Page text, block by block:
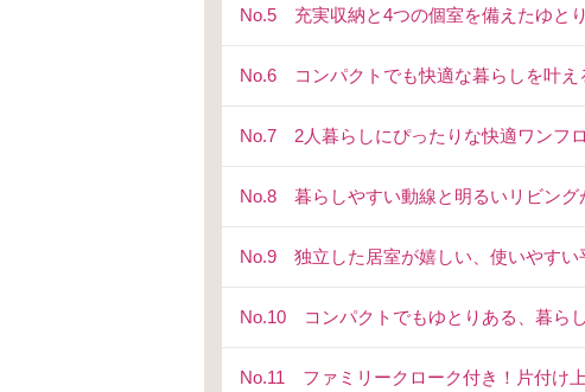
No.5 充実収納と4つの個室を備えたゆと
No.6 コンパクトでも快適な暮らしを叶え
No.7 2人暮らしにぴったりな快適ワンフ
No.8 暮らしやすい動線と明るいリビング
No.9 独立した居室が嬉しい、使いやすい
No.10 コンパクトでもゆとりある、暮ら
No.11 ファミリークローク付き！片付け